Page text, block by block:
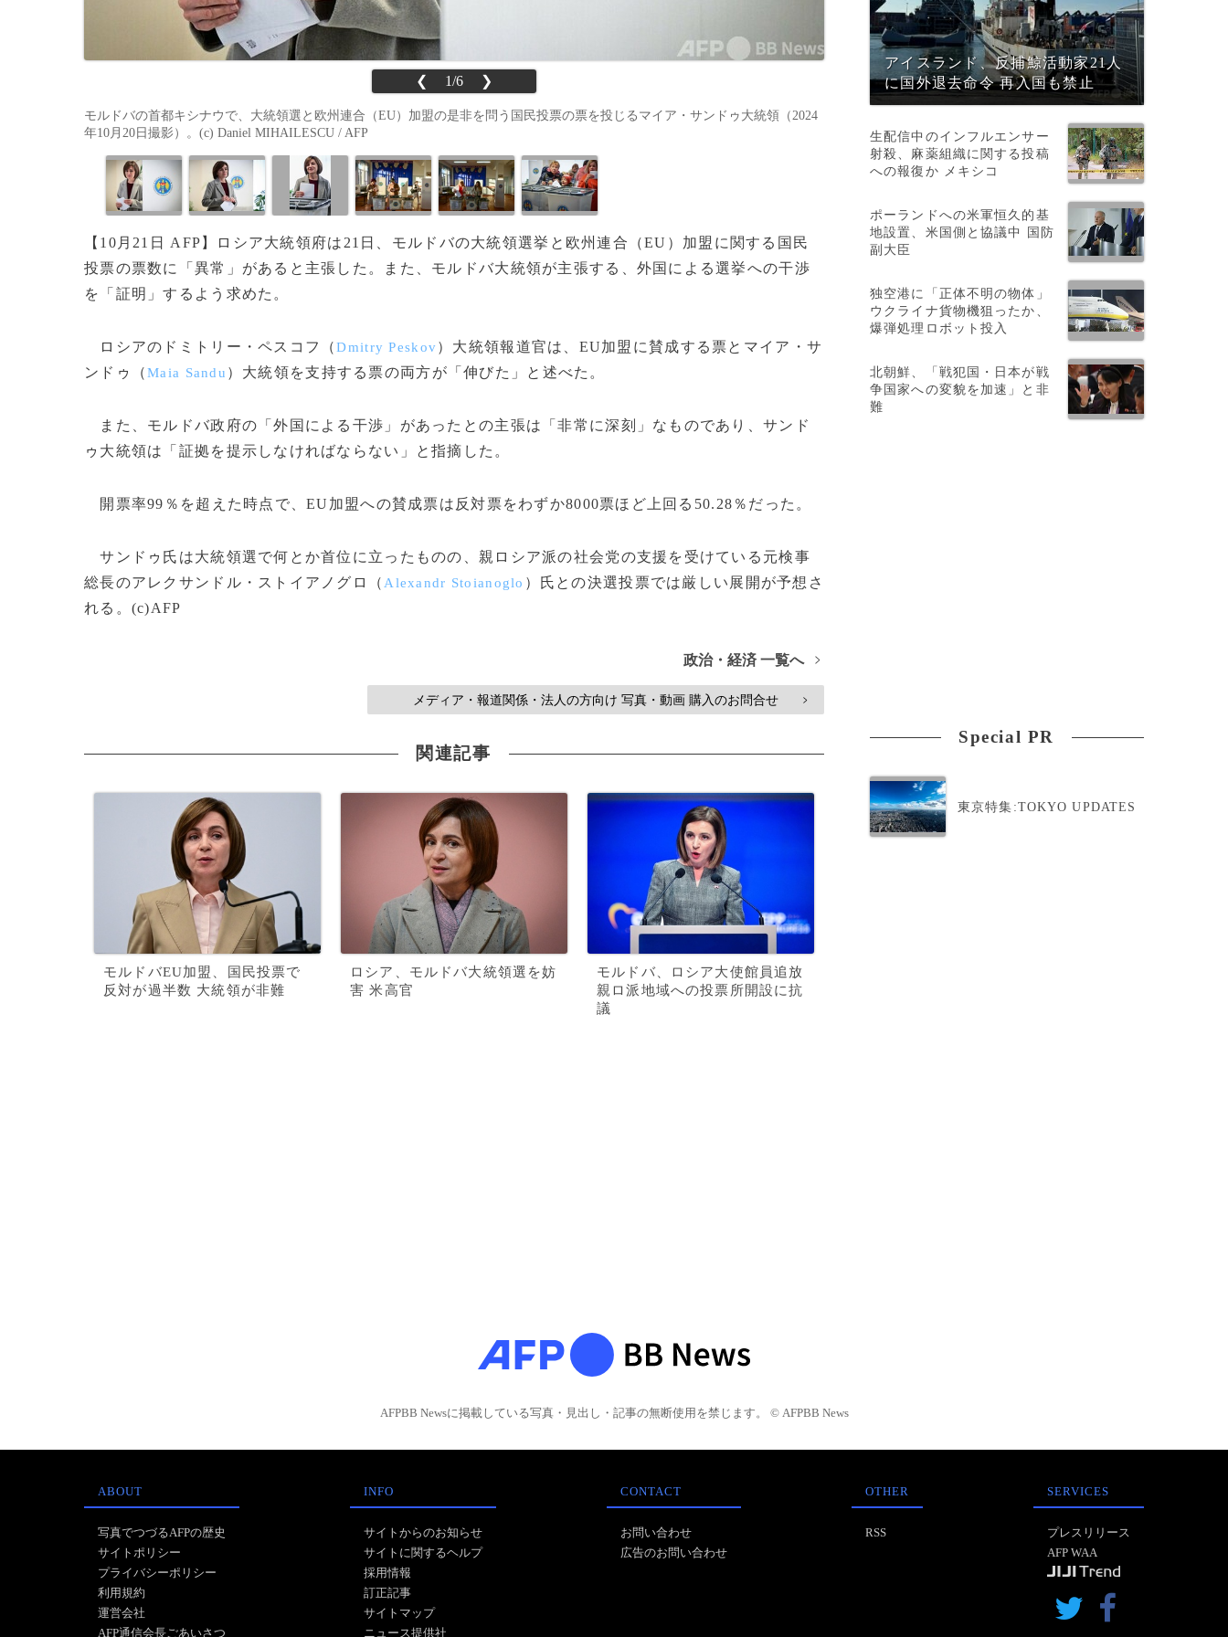
❮ 1/6 ❯
モルドバの首都キシナウで、大統領選と欧州連合（EU）加盟の是非を問う国民投票の票を投じるマイア・サンドゥ大統領（2024
年10月20日撮影）。(c) Daniel MIHAILESCU / AFP
【10月21日 AFP】ロシア大統領府は21日、モルドバの大統領選挙と欧州連合（EU）加盟に関する国民
投票の票数に「異常」があると主張した。また、モルドバ大統領が主張する、外国による選挙への干渉
を「証明」するよう求めた。
ロシアのドミトリー・ペスコフ（Dmitry Peskov）大統領報道官は、EU加盟に賛成する票とマイア・サ
ンドゥ（Maia Sandu ）大統領を支持する票の両方が「伸びた」と述べた。
また、モルドバ政府の「外国による干渉」があったとの主張は「非常に深刻」なものであり、サンド
ゥ大統領は「証拠を提示しなければならない」と指摘した。
開票率99％を超えた時点で、EU加盟への賛成票は反対票をわずか8000票ほど上回る50.28％だった。
サンドゥ氏は大統領選で何とか首位に立ったものの、親ロシア派の社会党の支援を受けている元検事
総長のアレクサンドル・ストイアノグロ（ Alexandr Stoianoglo ）氏との決選投票では厳しい展開が予想さ
れる。(c)AFP
政治・経済 一覧へ >
メディア・報道関係・法人の方向け 写真・動画 購入のお問合せ >
関連記事
モルドバEU加盟、国民投票で
反対が過半数 大統領が非難
ロシア、モルドバ大統領選を妨
害 米高官
モルドバ、ロシア大使館員追放
親ロ派地域への投票所開設に抗
議
アイスランド、反捕鯨活動家21人
に国外退去命令 再入国も禁止
生配信中のインフルエンサー
射殺、麻薬組織に関する投稿
への報復か メキシコ
ポーランドへの米軍恒久的基
地設置、米国側と協議中 国防
副大臣
独空港に「正体不明の物体」
ウクライナ貨物機狙ったか、
爆弾処理ロボット投入
北朝鮮、「戦犯国・日本が戦
争国家への変貌を加速」と非
難
Special PR
東京特集:TOKYO UPDATES
AFPBB Newsに掲載している写真・見出し・記事の無断使用を禁じます。 © AFPBB News
ABOUT
写真でつづるAFPの歴史
サイトポリシー
プライバシーポリシー
利用規約
運営会社
AFP通信会長ごあいさつ
INFO
サイトからのお知らせ
サイトに関するヘルプ
採用情報
訂正記事
サイトマップ
ニュース提供社
CONTACT
お問い合わせ
広告のお問い合わせ
OTHER
RSS
SERVICES
プレスリリース
AFP WAA